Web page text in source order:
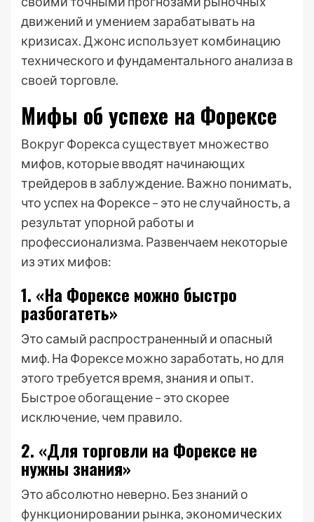
движений и умением зарабатывать на
кризисах. Джонс использует комбинацию
технического и фундаментального анализа в
своей торговле.
Мифы об успехе на Форексе
Вокруг Форекса существует множество
мифов, которые вводят начинающих
трейдеров в заблуждение. Важно понимать,
что успех на Форексе – это не случайность, а
результат упорной работы и
профессионализма. Развенчаем некоторые
из этих мифов:
1. «На Форексе можно быстро
разбогатеть»
Это самый распространенный и опасный
миф. На Форексе можно заработать, но для
этого требуется время, знания и опыт.
Быстрое обогащение – это скорее
исключение, чем правило.
2. «Для торговли на Форексе не
нужны знания»
Это абсолютно неверно. Без знаний о
функционировании рынка, экономических